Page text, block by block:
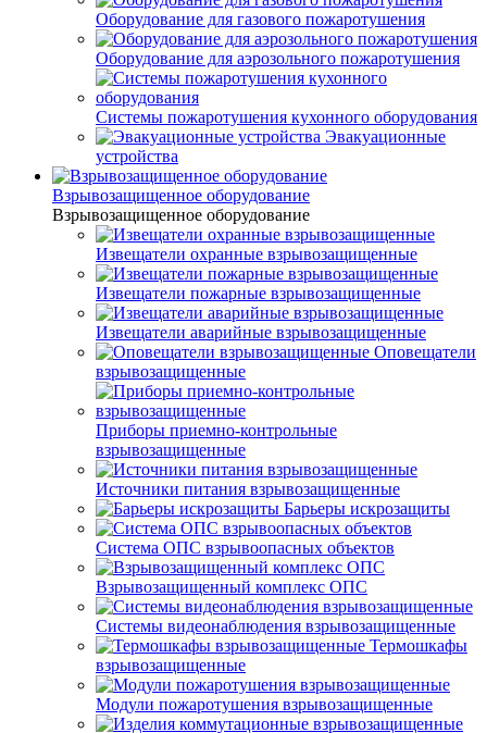
Оборудование для газового пожаротушения
Оборудование для аэрозольного пожаротушения
Системы пожаротушения кухонного оборудования
Эвакуационные
устройства
Взрывозащищенное оборудование
Взрывозащищенное оборудование
Извещатели охранные взрывозащищенные
Извещатели пожарные взрывозащищенные
Извещатели аварийные взрывозащищенные
Оповещатели
взрывозащищенные
Приборы приемно-контрольные
взрывозащищенные
Источники питания взрывозащищенные
Барьеры искрозащиты
Система ОПС взрывоопасных объектов
Взрывозащищенный комплекс ОПС
Системы видеонаблюдения взрывозащищенные
Термошкафы
взрывозащищенные
Модули пожаротушения взрывозащищенные